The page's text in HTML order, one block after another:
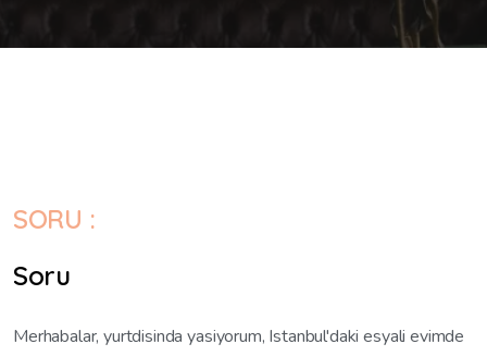
SORU :
Soru
Merhabalar, yurtdisinda yasiyorum, Istanbul'daki esyali evimde